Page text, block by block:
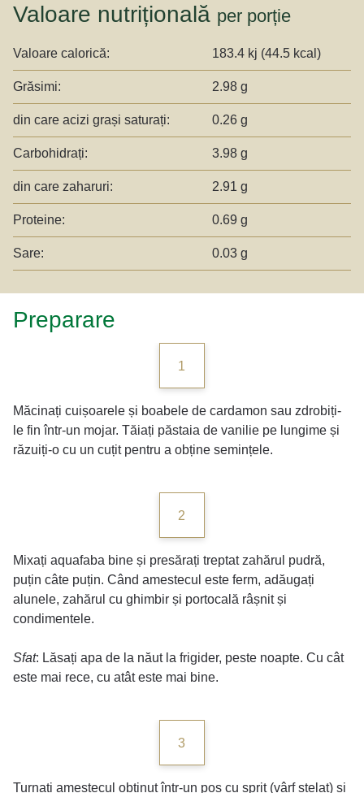
Valoare nutrițională per porție
Valoare calorică: 183.4 kj (44.5 kcal)
Grăsimi: 2.98 g
din care acizi grași saturați: 0.26 g
Carbohidrați: 3.98 g
din care zaharuri: 2.91 g
Proteine: 0.69 g
Sare: 0.03 g
Preparare
1
Măcinați cuișoarele și boabele de cardamon sau zdrobiți-
le fin într-un mojar. Tăiați păstaia de vanilie pe lungime și
răzuiți-o cu un cuțit pentru a obține semințele.
2
Mixați aquafaba bine și presărați treptat zahărul pudră,
puțin câte puțin. Când amestecul este ferm, adăugați
alunele, zahărul cu ghimbir și portocală râșnit și
condimentele.
Sfat: Lăsați apa de la năut la frigider, peste noapte. Cu cât
este mai rece, cu atât este mai bine.
3
Turnați amestecul obținut într-un poș cu spriț (vârf stelat) și